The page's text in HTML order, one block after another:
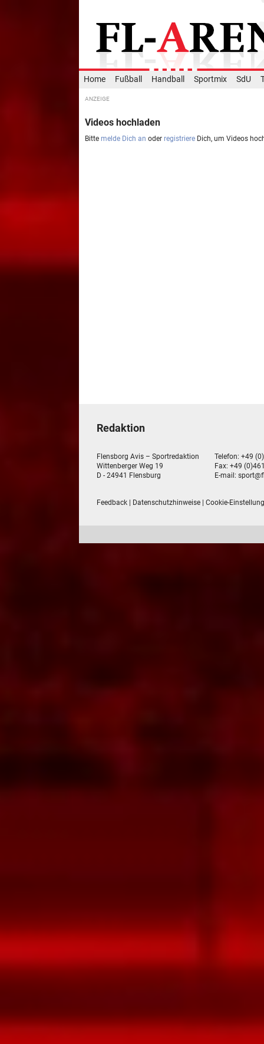
Home Fußball Handball Sportmix SdU
Videos hochladen
Bitte melde Dich an oder registriere Dich, um Videos
Redaktion
Flensborg Avis – Sportredaktion
Wittenberger Weg 19
D - 24941 Flensburg
Telefon: +49
Fax: +49
E-mail:
Feedback Datenschutzhinweise Cookie-